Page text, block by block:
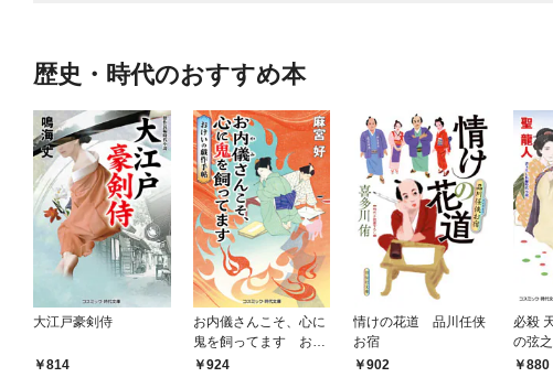
歴史・時代のおすすめ本
大江戸豪剣侍
814
お内儀さんこそ、心に
鬼を飼ってます おけ
いの戯作手帖
924
情けの花道 品川任侠
お宿
902
必殺
の弦
880